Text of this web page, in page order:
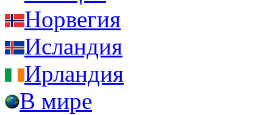
Норвегия
Исландия
Ирландия
В мире